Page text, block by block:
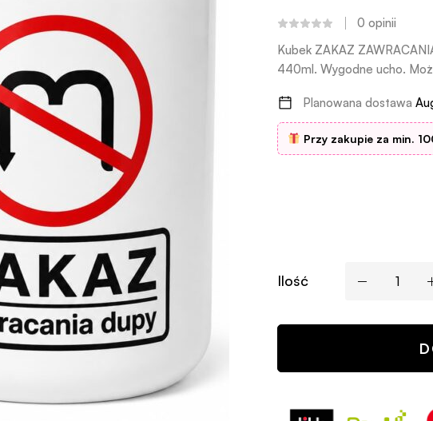
0 opinii
Kubek ZAKAZ
440ml. Wygodne ucho.
Planowana dostawa
Przy zakupie za min.
Ilość